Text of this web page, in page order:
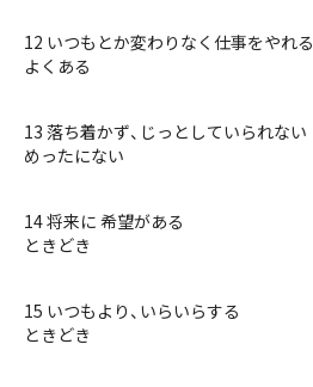
12 いつもとか変わりなく仕事をやれる
よくある
13 落ち着かず、じっとしていられない
めったにない
14 将来に 希望がある
ときどき
15 いつもより、いらいらする
ときどき